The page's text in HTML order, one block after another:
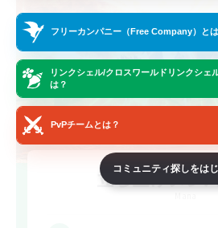
立ち上げメン
フリーカンパニー（Free Company）と
リンクシェル/クロスワールドリンクシェ
は？
PvPチームとは？
コミュニティ探しをは